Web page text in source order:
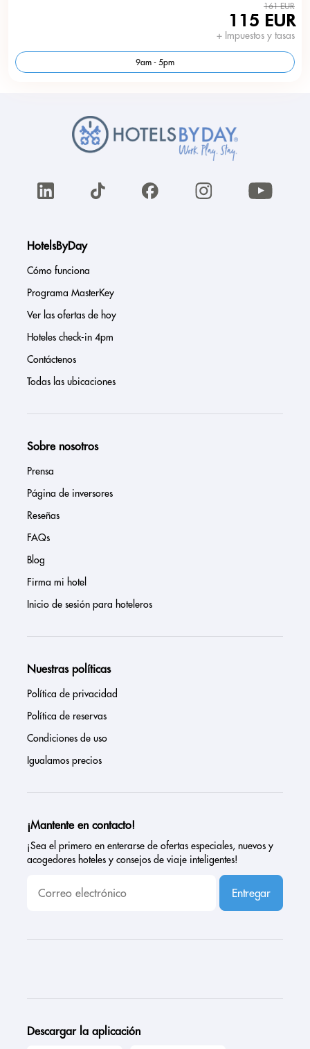
161 EUR
115 EUR
+ Impuestos y tasas
9am - 5pm
HotelsByDay
Cómo funciona
Programa MasterKey
Ver las ofertas de hoy
Hoteles check-in 4pm
Contáctenos
Todas las ubicaciones
Sobre nosotros
Prensa
Página de inversores
Reseñas
FAQs
Blog
Firma mi hotel
Inicio de sesión para hoteleros
Nuestras políticas
Política de privacidad
Política de reservas
Condiciones de uso
Igualamos precios
¡Mantente en contacto!
¡Sea el primero en enterarse de ofertas especiales, nuevos y
acogedores hoteles y consejos de viaje inteligentes!
Entregar
Descargar la aplicación